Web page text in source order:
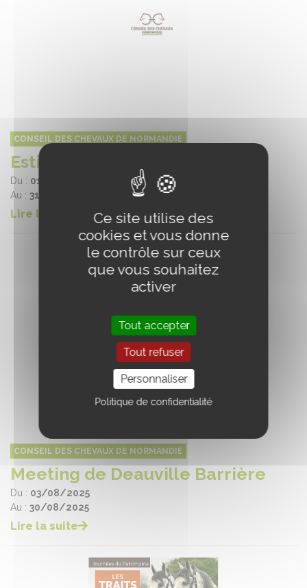
CONSEIL DES CHEVAUX DE NORMANDIE
Estivales de Cabourg
Du : 01/07/2025
Au : 31/08/2025
Lire la suite
CONSEIL DES CHEVAUX DE NORMANDIE
Meeting de Deauville Barrière
Du : 03/08/2025
Au : 30/08/2025
Lire la suite
Ce site utilise des
cookies et vous donne
le contrôle sur ceux
que vous souhaitez
activer
Tout accepter
Tout refuser
Personnaliser
Politique de confidentialité